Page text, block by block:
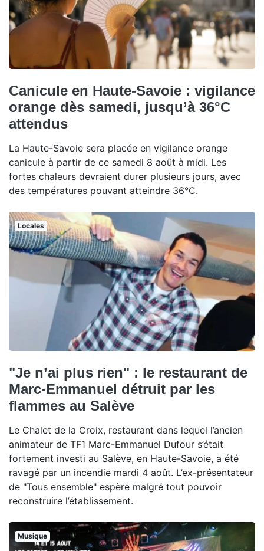
Canicule en Haute-Savoie : vigilance
orange dès samedi, jusqu’à 36°C
attendus
La Haute-Savoie sera placée en vigilance orange
canicule à partir de ce samedi 8 août à midi. Les
fortes chaleurs devraient durer plusieurs jours, avec
des températures pouvant atteindre 36°C.
Locales
"Je n’ai plus rien" : le restaurant de
Marc-Emmanuel détruit par les
flammes au Salève
Le Chalet de la Croix, restaurant dans lequel l’ancien
animateur de TF1 Marc-Emmanuel Dufour s’était
fortement investi au Salève, en Haute-Savoie, a été
ravagé par un incendie mardi 4 août. L’ex-présentateur
de "Tous ensemble" espère malgré tout pouvoir
reconstruire l’établissement.
Musique